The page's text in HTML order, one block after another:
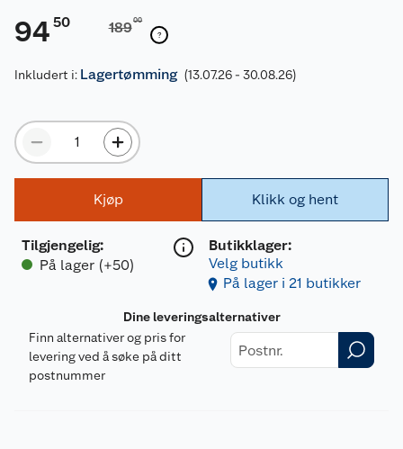
94 50 18900
Inkludert i: Lagertømming (13.07.26 - 30.08.26)
Kjøp
Tilgjengelig:
På lager (+50)
Klikk og hent
Butikklager:
Velg butikk
På lager i 21 butikker
Dine leveringsalternativer
Finn alternativer og pris for
levering ved å søke på ditt
postnummer